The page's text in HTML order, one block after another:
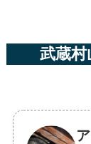
武蔵村